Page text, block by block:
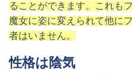
ることができます。これも
魔女に姿に変えられて他に
者はいません。
性格は陰気